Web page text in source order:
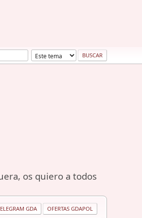
os quiero a todos
GDA OFERTAS GDAPOL